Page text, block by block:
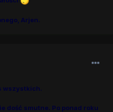
Arjen.
wszystkich.
dość smutne. Po ponad roku